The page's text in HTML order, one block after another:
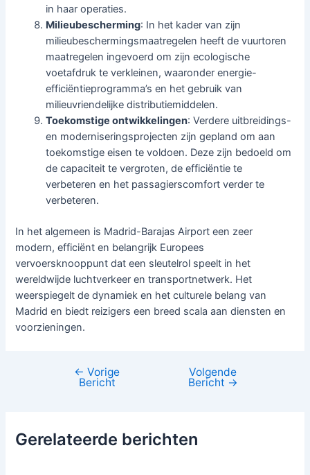
in haar operaties.
Milieubescherming: In het kader van zijn
milieubeschermingsmaatregelen heeft de vuurtoren
maatregelen ingevoerd om zijn ecologische
voetafdruk te verkleinen, waaronder energie-
efficiëntieprogramma’s en het gebruik van
milieuvriendelijke distributiemiddelen.
Toekomstige ontwikkelingen: Verdere uitbreidings-
en moderniseringsprojecten zijn gepland om aan
toekomstige eisen te voldoen. Deze zijn bedoeld om
de capaciteit te vergroten, de efficiëntie te
verbeteren en het passagierscomfort verder te
verbeteren.
In het algemeen is Madrid-Barajas Airport een zeer
modern, efficiënt en belangrijk Europees
vervoersknooppunt dat een sleutelrol speelt in het
wereldwijde luchtverkeer en transportnetwerk. Het
weerspiegelt de dynamiek en het culturele belang van
Madrid en biedt reizigers een breed scala aan diensten en
voorzieningen.
navigatie
← Vorige
Bericht
Volgende
Bericht →
Gerelateerde berichten